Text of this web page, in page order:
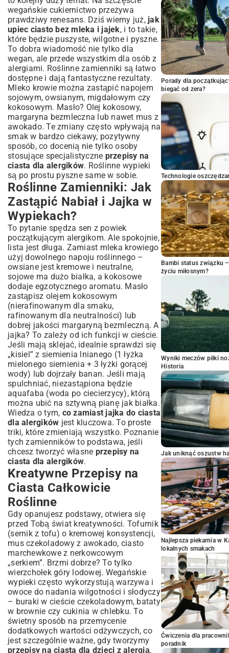
wegańskie cukiernictwo przeżywa
prawdziwy renesans. Dziś wiemy już, jak
upiec ciasto bez mleka i jajek, i to takie,
które będzie puszyste, wilgotne i pyszne.
To dobra wiadomość nie tylko dla
wegan, ale przede wszystkim dla osób z
alergiami. Roślinne zamienniki są łatwo
dostępne i dają fantastyczne rezultaty.
Mleko krowie można zastąpić napojem
sojowym, owsianym, migdałowym czy
kokosowym. Masło? Olej kokosowy,
margaryna bezmleczna lub nawet mus z
awokado. Te zmiany często wpływają na
smak w bardzo ciekawy, pozytywny
sposób, co docenią nie tylko osoby
stosujące specjalistyczne przepisy na
ciasta dla alergików. Roślinne wypieki
są po prostu pyszne same w sobie.
Roślinne Zamienniki: Jak
Zastąpić Nabiał i Jajka w
Wypiekach?
To pytanie spędza sen z powiek
początkującym alergikom. Ale spokojnie,
lista jest długa. Zamiast mleka krowiego
użyj dowolnego napoju roślinnego –
owsiane jest kremowe i neutralne,
sojowe ma dużo białka, a kokosowe
dodaje egzotycznego aromatu. Masło
zastąpisz olejem kokosowym
(nierafinowanym dla smaku,
rafinowanym dla neutralności) lub
dobrej jakości margaryną bezmleczną. A
jajka? To zależy od ich funkcji w cieście.
Jeśli mają sklejać, idealnie sprawdzi się
„kisiel” z siemienia lnianego (1 łyżka
mielonego siemienia + 3 łyżki gorącej
wody) lub dojrzały banan. Jeśli mają
spulchniać, niezastąpiona będzie
aquafaba (woda po ciecierzycy), którą
można ubić na sztywną pianę jak białka.
Wiedza o tym, co zamiast jajka do ciasta
dla alergików jest kluczowa. To proste
triki, które zmieniają wszystko. Poznanie
tych zamienników to podstawa, jeśli
chcesz tworzyć własne przepisy na
ciasta dla alergików.
Kreatywne Przepisy na
Ciasta Całkowicie
Roślinne
Gdy opanujesz podstawy, otwiera się
przed Tobą świat kreatywności. Tofurnik
(sernik z tofu) o kremowej konsystencji,
mus czekoladowy z awokado, ciasto
marchewkowe z nerkowcowym
„serkiem”. Brzmi dobrze? To tylko
wierzchołek góry lodowej. Wegańskie
wypieki często wykorzystują warzywa i
owoce do nadania wilgotności i słodyczy
– buraki w cieście czekoladowym, bataty
w brownie czy cukinia w chlebku. To
świetny sposób na przemycenie
dodatkowych wartości odżywczych, co
jest szczególnie ważne, gdy tworzymy
przepisy na ciasta dla dzieci z alergią.
Porady dla
biegać od zera?
Technologie
Bambi status związku
życiu miłosnym?
Wyniki meczów piłki
Historia
Jak uniknąć oszustw
Najlepsza piekarnia w
lokalnych smakach
Ćwiczenia dla
poradnik